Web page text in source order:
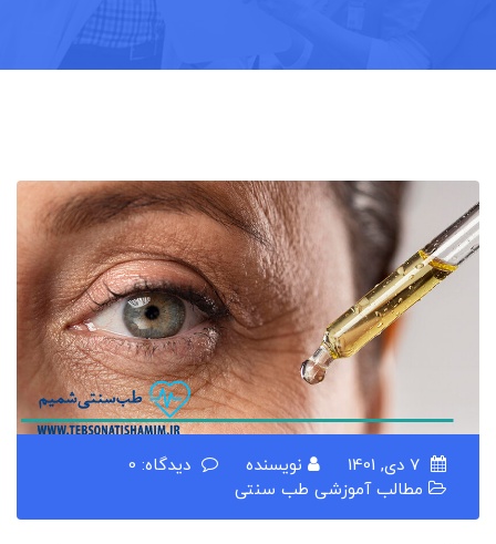
نویسنده
دیدگاه: 0
مطالب آموزشی طب سنتی